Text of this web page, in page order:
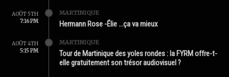
AOÛT 5TH
7:16 PM
MARTINIQUE
Hermann Rose -Élie …ça va mieux
AOÛT 4TH
5:15 PM
MARTINIQUE
Tour de Martinique des yoles rondes : la FYRM offre-t-
elle gratuitement son trésor audiovisuel ?